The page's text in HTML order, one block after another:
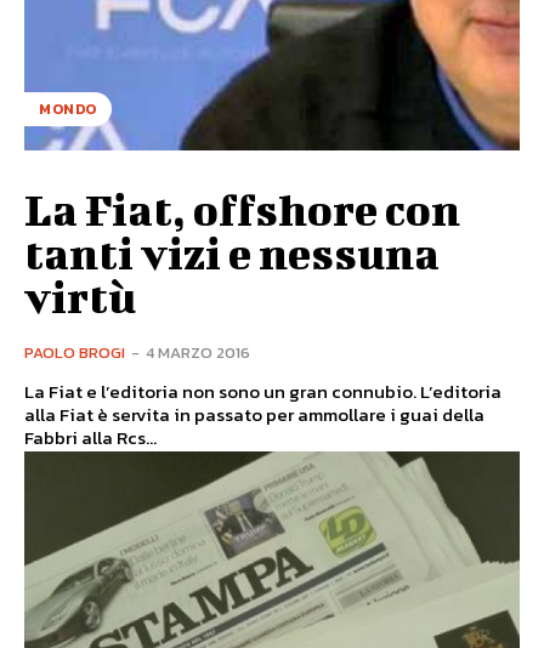
MONDO
La Fiat, offshore con
tanti vizi e nessuna
virtù
PAOLO BROGI - 4 MARZO 2016
La Fiat e l’editoria non sono un gran connubio. L’editoria
alla Fiat è servita in passato per ammollare i guai della
Fabbri alla Rcs...